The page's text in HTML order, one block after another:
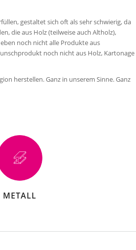
gestaltet sich oft als sehr schwierig, da
die aus Holz (teilweise auch Altholz),
noch nicht alle Produkte aus
noch nicht aus Holz, Kartonage
herstellen. Ganz in unserem Sinne. Ganz
METALL